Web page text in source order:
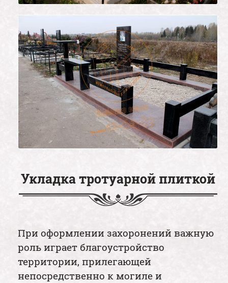
Укладка тротуарной плиткой
При оформлении захоронений важную
роль играет благоустройство
территории, прилегающей
непосредственно к могиле и